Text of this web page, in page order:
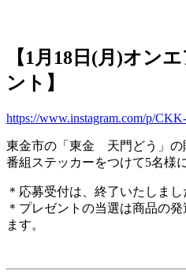
【1月18日(月)オン
ント】
https://www.instagram.com/p/
東金市の「東金 天門どう」の
番組ステッカーをつけて5名様
＊応募受付は、終了いたしまし
＊プレゼントの当選は商品の
ます。